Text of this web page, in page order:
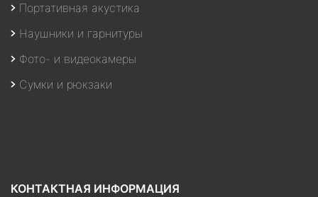
Портативная акустика
Наушники и гарнитуры
Фото- и видеокамеры
Сумки и рюкзаки
КОНТАКТНАЯ ИНФОРМАЦИЯ